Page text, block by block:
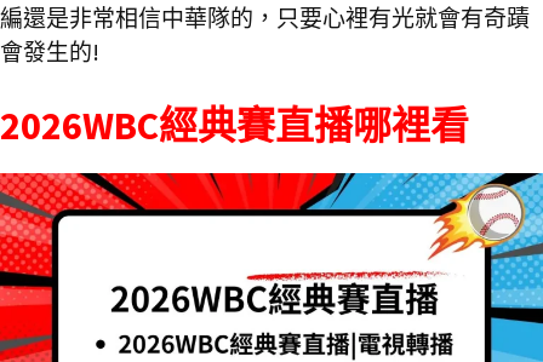
編還是非常相信中華隊的，只要心裡有光就會有奇蹟
會發生的!
2026WBC經典賽直播哪裡看